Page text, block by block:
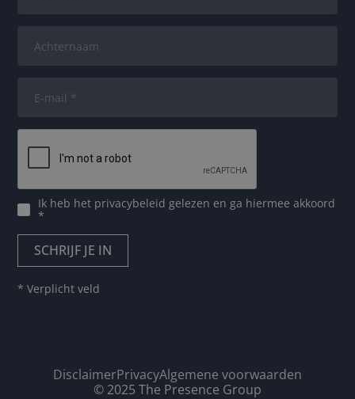
Ik heb het privacybeleid gelezen en ga hiermee akkoord
*
* Verplicht veld
DisclaimerPrivacyAlgemene voorwaarden
© 2025 The Presence Group